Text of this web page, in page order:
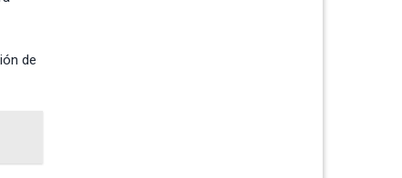
de